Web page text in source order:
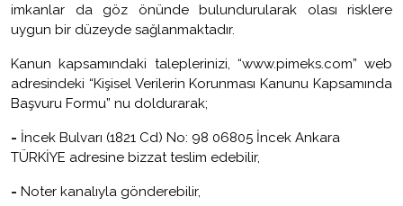
imkanlar da göz önünde bulundurularak olası risklere
uygun bir düzeyde sağlanmaktadır.
Kanun kapsamındaki taleplerinizi, “www.pimeks.com” web
adresindeki “Kişisel Verilerin Korunması Kanunu Kapsamında
Başvuru Formu” nu doldurarak;
- İncek Bulvarı (1821 Cd) No: 98 06805 İncek Ankara
TÜRKİYE adresine bizzat teslim edebilir,
- Noter kanalıyla gönderebilir,